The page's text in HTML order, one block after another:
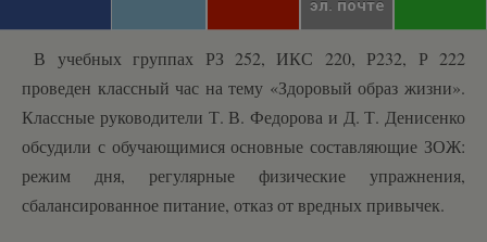
эл. почте
В учебных группах РЗ 252, ИКС 220, Р232, Р 222
проведен классный час на тему «Здоровый образ жизни».
Классные руководители Т. В. Федорова и Д. Т. Денисенко
обсудили с обучающимися основные составляющие ЗОЖ:
режим дня, регулярные физические упражнения,
сбалансированное питание, отказ от вредных привычек.